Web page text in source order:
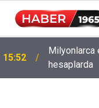
15:52
Milyonlarca
hesaplarda